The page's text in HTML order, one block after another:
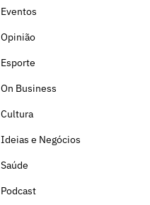
Eventos
Opinião
Esporte
On Business
Cultura
Ideias e Negócios
Saúde
Podcast